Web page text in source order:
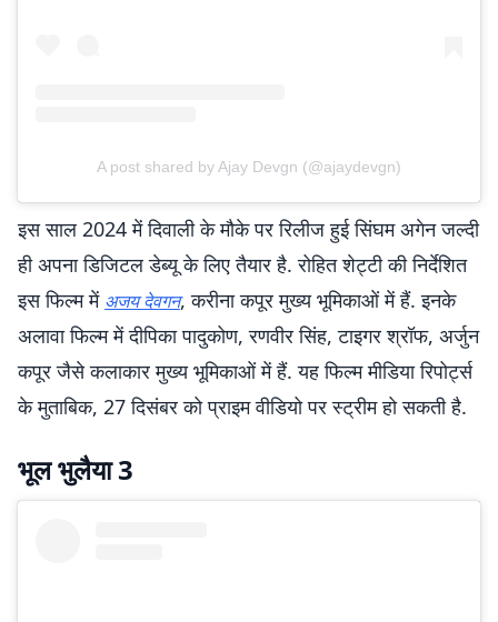
A post shared by Ajay Devgn (@ajaydevgn)
इस साल 2024 में दिवाली के मौके पर रिलीज हुई सिंघम अगेन जल्दी
ही अपना डिजिटल डेब्यू के लिए तैयार है. रोहित शेट्टी की निर्देशित
इस फिल्म में अजय देवगन, करीना कपूर मुख्य भूमिकाओं में हैं. इनके
अलावा फिल्म में दीपिका पादुकोण, रणवीर सिंह, टाइगर श्रॉफ, अर्जुन
कपूर जैसे कलाकार मुख्य भूमिकाओं में हैं. यह फिल्म मीडिया रिपोर्ट्स
के मुताबिक, 27 दिसंबर को प्राइम वीडियो पर स्ट्रीम हो सकती है.
भूल भुलैया 3